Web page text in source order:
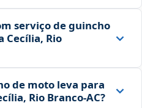
serviço de guincho
Cecília, Rio
de moto leva para
Rio Branco‑AC?